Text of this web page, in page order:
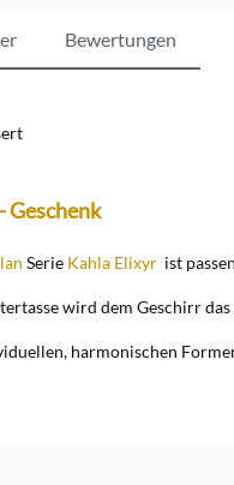
Bewertungen
Geschenk
Serie Kahla Elixyr ist
wird dem Geschirr
harmonischen